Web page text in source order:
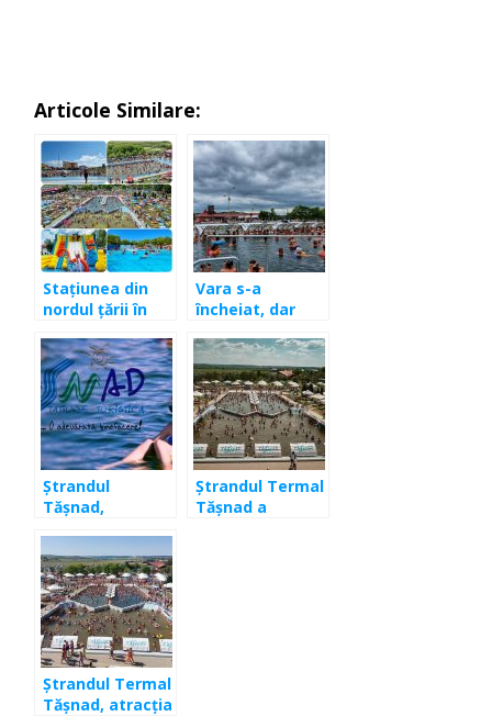
Articole Similare:
Stațiunea din
nordul țării în
plictisești,
indiferent cât
stai și ce vârstă
ai
Vara s-a
încheiat, dar
termale
continuă în
Stațiunea
Turistică Tășnad
Ștrandul
Tășnad,
ideală pentru
concediul în
familie. Vezi
principalele
motive pentru
care trebuie să
ajungi aici
Ștrandul Termal
Tășnad a
Ștrandul Termal
Tășnad, atracția